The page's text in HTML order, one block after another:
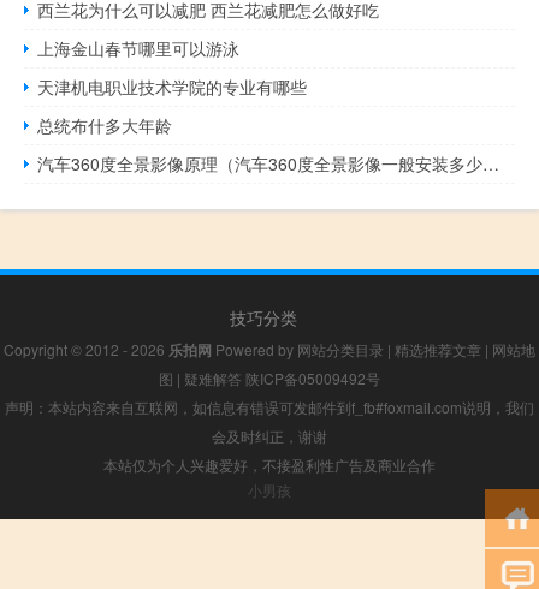
西兰花为什么可以减肥 西兰花减肥怎么做好吃
上海金山春节哪里可以游泳
天津机电职业技术学院的专业有哪些
总统布什多大年龄
汽车360度全景影像原理（汽车360度全景影像一般安装多少钱）
技巧分类
Copyright © 2012 - 2026 乐拍网 Powered by 网站分类目录 | 精选推荐文章 | 网站地
图 | 疑难解答 陕ICP备05009492号
声明：本站内容来自互联网，如信息有错误可发邮件到f_fb#foxmail.com说明，我们
会及时纠正，谢谢
本站仅为个人兴趣爱好，不接盈利性广告及商业合作
小男孩